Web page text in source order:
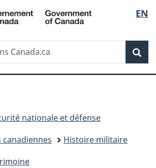
Passer
au
principal
Passer
à
Au
du
Passer
à
version
simplifiée
de
la
EN
nationale et défense
canadiennes
Histoire militaire